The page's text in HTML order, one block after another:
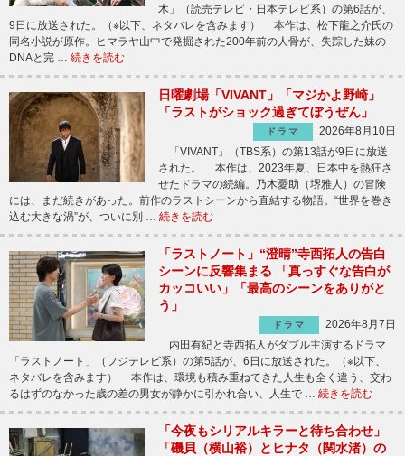
木」（読売テレビ・日本テレビ系）の第6話が、
9日に放送された。（※以下、ネタバレを含みます） 本作は、松下龍之介氏の
同名小説が原作。ヒマラヤ山中で発掘された200年前の人骨が、失踪した妹の
DNAと完 … 続きを読む
日曜劇場「VIVANT」「マジかよ野崎」
「ラストがショック過ぎてぼうぜん」
ドラマ
2026年8月10日
「VIVANT」（TBS系）の第13話が9日に放送
された。 本作は、2023年夏、日本中を熱狂さ
せたドラマの続編。乃木憂助（堺雅人）の冒険
には、まだ続きがあった。前作のラストシーンから直結する物語。“世界を巻き
込む大きな渦”が、ついに別 … 続きを読む
「ラストノート」“澄晴”寺西拓人の告白
シーンに反響集まる 「真っすぐな告白が
カッコいい」「最高のシーンをありがと
う」
ドラマ
2026年8月7日
内田有紀と寺西拓人がダブル主演するドラマ
「ラストノート」（フジテレビ系）の第5話が、6日に放送された。（※以下、
ネタバレを含みます） 本作は、環境も積み重ねてきた人生も全く違う、交わ
るはずのなかった歳の差の男女が静かに引かれ合い、人生で … 続きを読む
「今夜もシリアルキラーと待ち合わせ」
「磯貝（横山裕）とヒナタ（関水渚）の